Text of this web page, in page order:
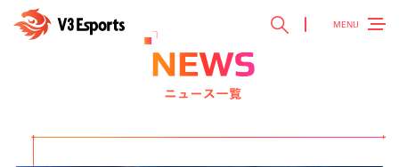
MENU